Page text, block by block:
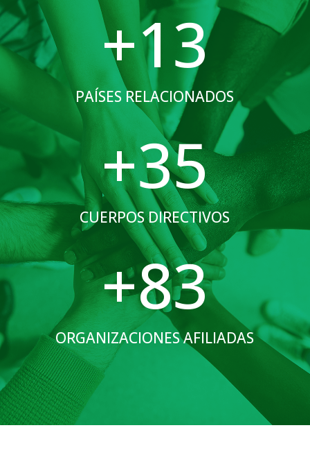
+13
PAÍSES RELACIONADOS
+35
CUERPOS DIRECTIVOS
+83
ORGANIZACIONES AFILIADAS